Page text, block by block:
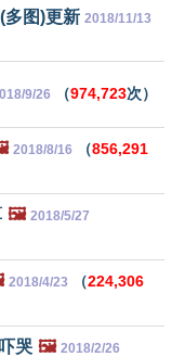
多图)更新 2018/11/13
9/26 （974,723次）
2018/8/16 （856,291
🖼️ 2018/5/27
2018/4/23 （224,306
哭 🖼️ 2018/2/26